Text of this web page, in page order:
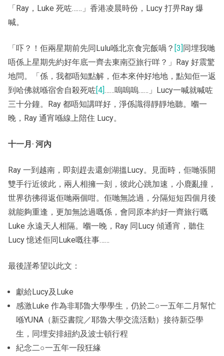
「Ray，Luke 死咗……」香港凌晨時份，Lucy 打畀Ray 爆
喊。
「吓？！佢兩星期前先同Lulu喺北京食完飯喎？ [3]同埋我哋
唔係上星期先約好年底一齊去東南亞旅行咩？」Ray 好震驚
地問。「係，我都唔知點解，佢本來仲好地地，點知佢一返
到哈佛就喺宿舍自殺死咗[4]……嗚嗚嗚……」Lucy一喊就喊咗
三十分鐘。Ray 都唔知講咩好，淨係識得靜靜地聽。嗰一
晚，Ray 通宵喺線上陪住 Lucy。
十一月‧ 河內
Ray 一到越南，即刻趕去還劍湖搵Lucy。見面時，佢哋張開
雙手行近彼此，兩人相擁一刻，彼此心跳加速，小鹿亂撞，
世界彷彿得返佢哋兩個咁。佢哋無諗過，分隔短短四個月後
就能夠重逢，更加無諗過嘅係，會同原本約好一齊旅行嘅
Luke 永遠天人相隔。嗰一晚，Ray 同Lucy 傾通宵，聽住
Lucy 憶述佢同Luke嘅往事……
最後謹希望以此文：
獻給Lucy及Luke
感激Luke 作為非耶魯大學學生，仍於二○一五年二月幫忙
喺YUNA（新亞書院／耶魯大學交流活動）接待新亞學
生，同埋安排紐約及波士頓行程
紀念二○一五年一段狂緣